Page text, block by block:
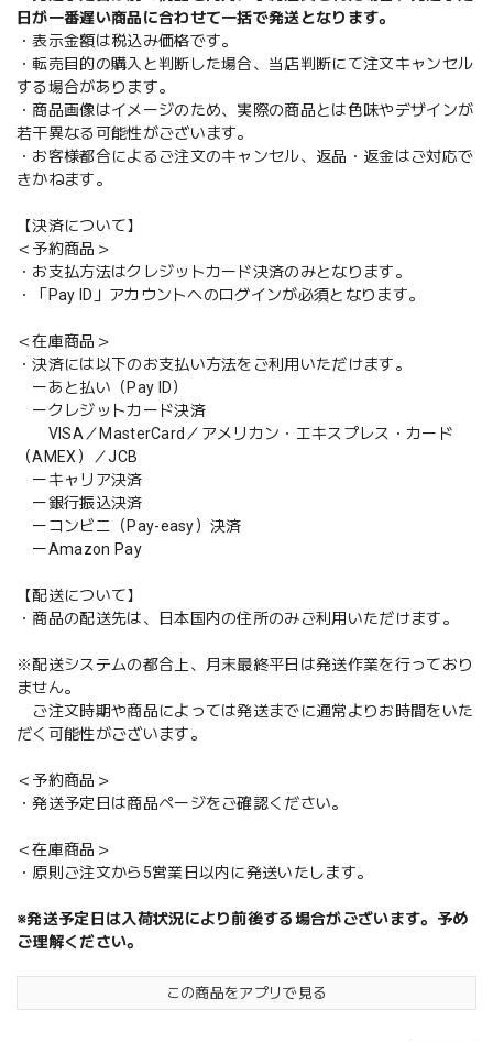
日が一番遅い商品に合わせて一括で発送となります。
・表示金額は税込み価格です。
・転売目的の購入と判断した場合、当店判断にて注文キャンセル
する場合があります。
・商品画像はイメージのため、実際の商品とは色味やデザインが
若干異なる可能性がございます。
・お客様都合によるご注文のキャンセル、返品・返金はご対応で
きかねます。
【決済について】
＜予約商品＞
・お支払方法はクレジットカード決済のみとなります。
・「Pay ID」アカウントへのログインが必須となります。
＜在庫商品＞
・決済には以下のお支払い方法をご利用いただけます。
ーあと払い（Pay ID）
ークレジットカード決済
VISA／MasterCard／アメリカン・エキスプレス・カード
（AMEX）／JCB
ーキャリア決済
ー銀行振込決済
ーコンビニ（Pay-easy）決済
ーAmazon Pay
【配送について】
・商品の配送先は、日本国内の住所のみご利用いただけます。
※配送システムの都合上、月末最終平日は発送作業を行っており
ません。
ご注文時期や商品によっては発送までに通常よりお時間をいた
だく可能性がございます。
＜予約商品＞
・発送予定日は商品ページをご確認ください。
＜在庫商品＞
・原則ご注文から5営業日以内に発送いたします。
※発送予定日は入荷状況により前後する場合がございます。予め
ご理解ください。
この商品をアプリで見る